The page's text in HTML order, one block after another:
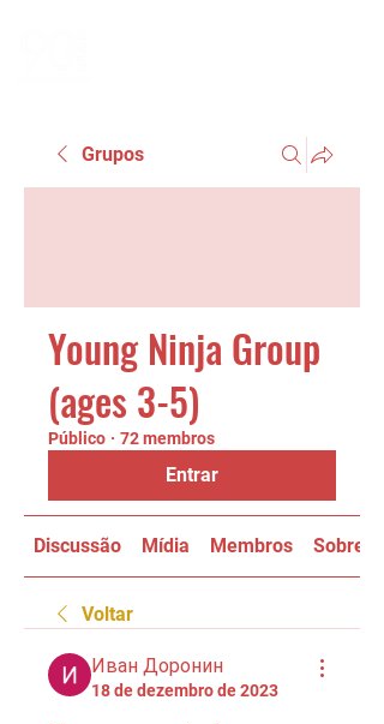
Grupos
Young Ninja Group
(ages 3-5)
Público · 72 membros
Entrar
Discussão Mídia Membros Sobre
Voltar
Иван Доронин
18 de dezembro de 2023